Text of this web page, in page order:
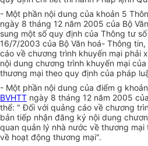
- Một phần nội dung của khoản 5
ngày 8 tháng 12 năm 2005 của Bộ
sung một số quy định của Thông tư số
16/7/2003 của Bộ Văn hoá- Thông
cáo về chương trình khuyến mại phải
nội dung chương trình khuyến mại
thương mại theo quy định của pháp
- Một phần nội dung của điểm g
BVHTT ngày 8 tháng 12 năm 2005
thể: " Đối với quảng cáo về chương
bản tiếp nhận đăng ký nội dung
quan quản lý nhà nước về thương
về hoạt động thương mại".